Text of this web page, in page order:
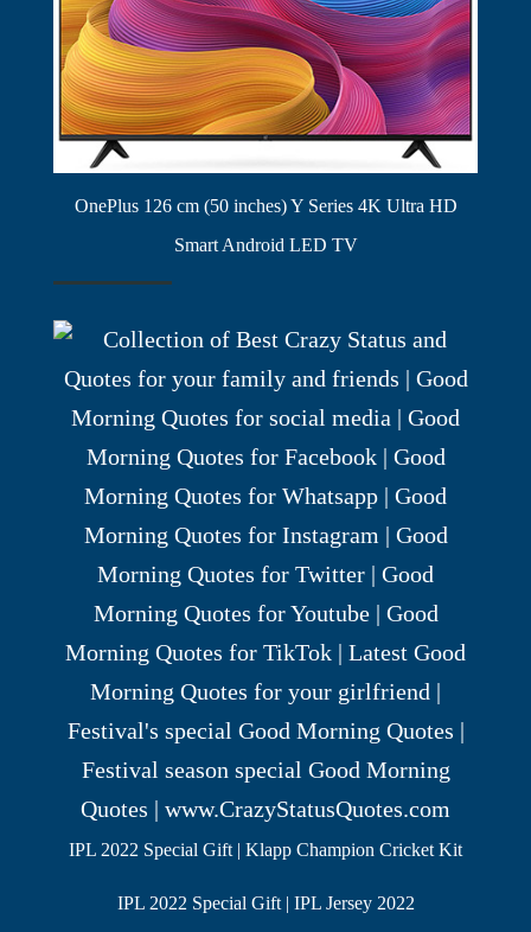
OnePlus 126 cm (50 inches) Y Series 4K Ultra HD
Smart Android LED TV
IPL 2022 Special Gift | Klapp Champion Cricket Kit
IPL 2022 Special Gift | IPL Jersey 2022